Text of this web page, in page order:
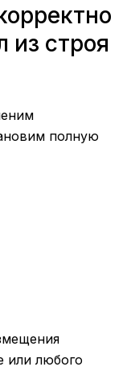
из строя
полную
или любого